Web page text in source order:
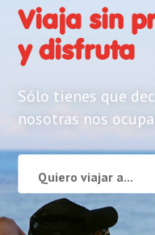
Viaja sin
y disfruta
Sólo tienes que
nosotras nos
Quiero viajar a...